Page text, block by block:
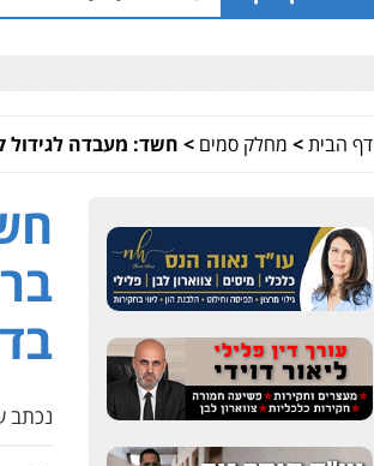
דף הבית> מחלק סמים > חשד: מעבדה לגידול
נכתב